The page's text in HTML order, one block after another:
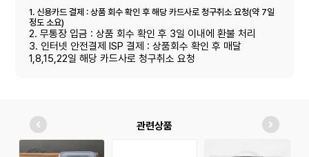
1. 신용카드 결제 : 상품 회수 확인 후 해당 카드사로 청구취소 요청(약 7일
정도 소요)
2. 무통장 입금 : 상품 회수 확인 후 3일 이내에 환불 처리
3. 인터넷 안전결제 ISP 결제 : 상품회수 확인 후 매달
1,8,15,22일 해당 카드사로 청구취소 요청
관련상품